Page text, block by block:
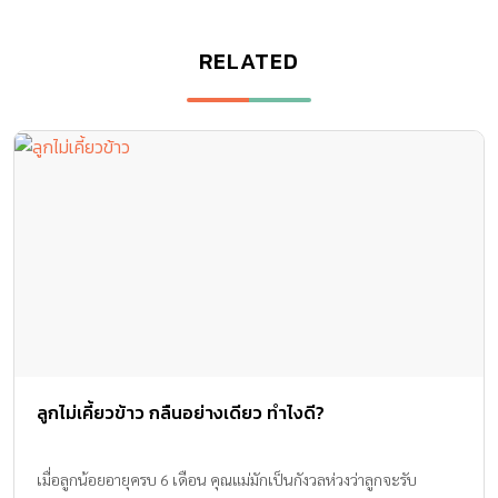
RELATED
ลูกไม่เคี้ยวข้าว กลืนอย่างเดียว ทำไงดี?
เมื่อลูกน้อยอายุครบ 6 เดือน คุณแม่มักเป็นกังวลห่วงว่าลูกจะรับ